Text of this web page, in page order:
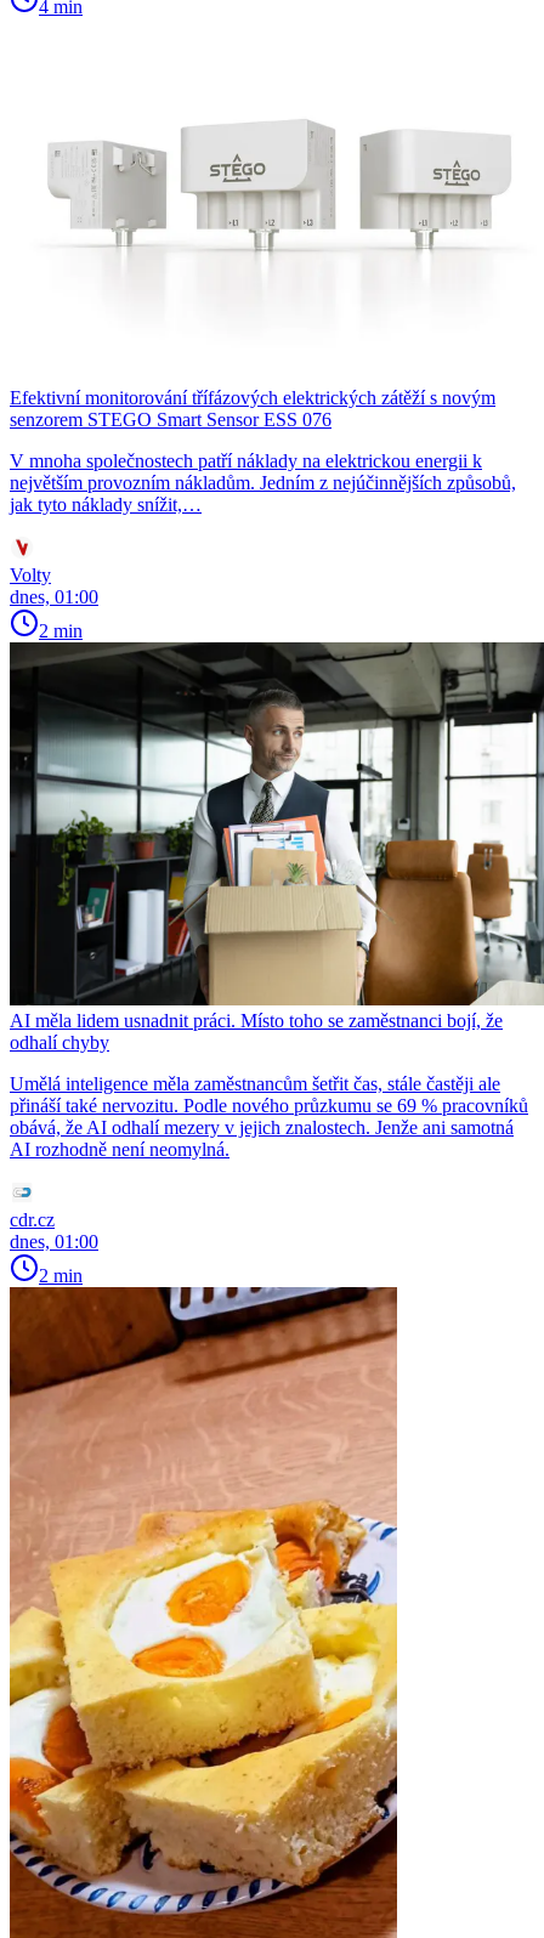
4 min
Efektivní monitorování třífázových elektrických zátěží s novým
senzorem STEGO Smart Sensor ESS 076
V mnoha společnostech patří náklady na elektrickou energii k
největším provozním nákladům. Jedním z nejúčinnějších způsobů,
jak tyto náklady snížit,…
Volty
dnes, 01:00
2 min
AI měla lidem usnadnit práci. Místo toho se zaměstnanci bojí, že
odhalí chyby
Umělá inteligence měla zaměstnancům šetřit čas, stále častěji ale
přináší také nervozitu. Podle nového průzkumu se 69 % pracovníků
obává, že AI odhalí mezery v jejich znalostech. Jenže ani samotná
AI rozhodně není neomylná.
cdr.cz
dnes, 01:00
2 min